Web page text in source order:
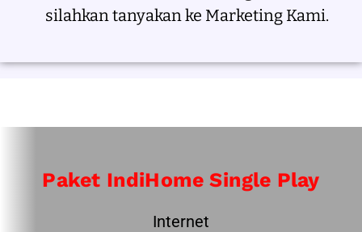
silahkan tanyakan ke Marketing Kami.
Paket IndiHome Single Play
Internet